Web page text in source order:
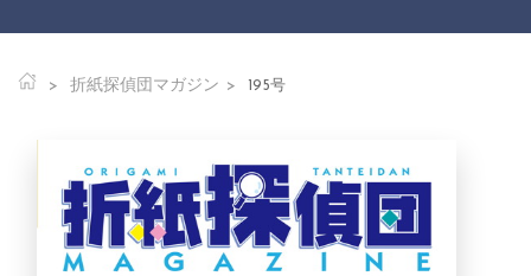
折紙探偵団マガジン 195号